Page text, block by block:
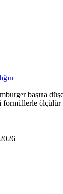
başına
formüllerle ölçülür